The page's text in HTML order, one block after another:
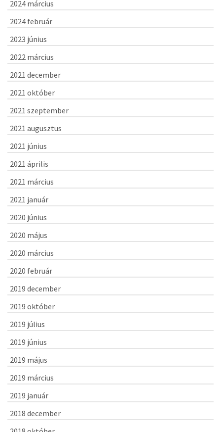
2024 március
2024 február
2023 június
2022 március
2021 december
2021 október
2021 szeptember
2021 augusztus
2021 június
2021 április
2021 március
2021 január
2020 június
2020 május
2020 március
2020 február
2019 december
2019 október
2019 július
2019 június
2019 május
2019 március
2019 január
2018 december